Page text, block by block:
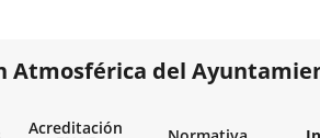
up
Atmosférica del
Acreditación